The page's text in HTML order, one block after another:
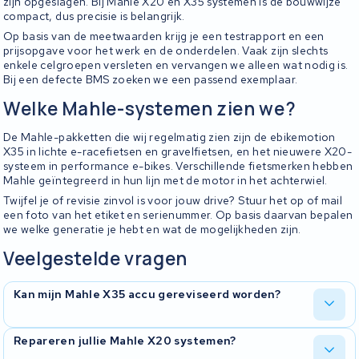
compact, dus precisie is belangrijk.
Op basis van de meetwaarden krijg je een testrapport en een
prijsopgave voor het werk en de onderdelen. Vaak zijn slechts
enkele celgroepen versleten en vervangen we alleen wat nodig is.
Bij een defecte BMS zoeken we een passend exemplaar.
Welke Mahle-systemen zien we?
De Mahle-pakketten die wij regelmatig zien zijn de ebikemotion
X35 in lichte e-racefietsen en gravelfietsen, en het nieuwere X20-
systeem in performance e-bikes. Verschillende fietsmerken hebben
Mahle geïntegreerd in hun lijn met de motor in het achterwiel.
Twijfel je of revisie zinvol is voor jouw drive? Stuur het op of mail
een foto van het etiket en serienummer. Op basis daarvan bepalen
we welke generatie je hebt en wat de mogelijkheden zijn.
Veelgestelde vragen
Kan mijn Mahle X35 accu gereviseerd worden?
In de meeste gevallen wel. Wij openen de behuizing van het pakket
in het frame, meten alle cellen door en bepalen of celvervanging
Repareren jullie Mahle X20 systemen?